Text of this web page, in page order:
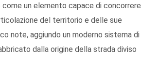
un elemento capace di concorrere
del territorio e delle sue
note, aggiundo un moderno sistema di
dalla origine della strada diviso